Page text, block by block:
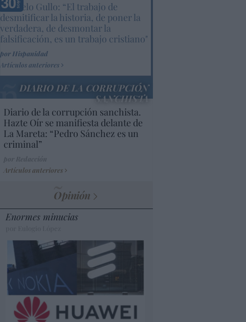
Marcelo Gullo: “El trabajo de
desmitificar la historia, de poner la
verdadera, de desmontar la
falsificación, es un trabajo cristiano"
por Hispanidad
Artículos anteriores
DIARIO DE LA CORRUPCIÓN
SANCHISTA
Diario de la corrupción sanchista.
Hazte Oír se manifiesta delante de
La Mareta: “Pedro Sánchez es un
criminal”
Artículos anteriores
Opinión
Enormes minucias